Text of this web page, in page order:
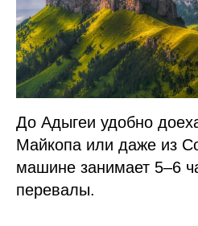
До Адыгеи удобно
Майкопа или даже из
машине занимает 5–6
перевалы.